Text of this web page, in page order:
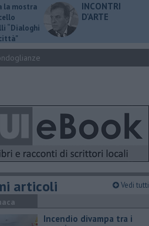
la mostra
“Dialoghi
INCONTRI
D'ARTE
articoli Vedi tutti
Incendio divampa tra i